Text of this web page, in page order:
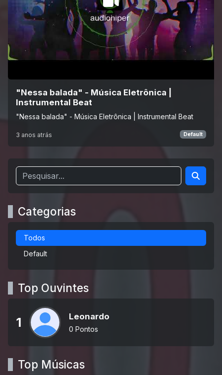
"Nessa balada" - Música Eletrônica |
Instrumental Beat
"Nessa balada" - Música Eletrônica | Instrumental Beat
3 anos atrás Default
Categorias
Todos
Default
Top Ouvintes
1 Leonardo
0 Pontos
Top Músicas